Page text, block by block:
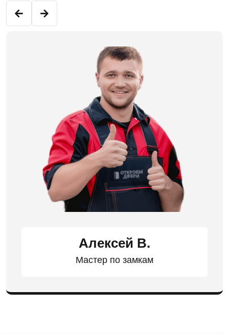
Алексей В.
Мастер по замкам